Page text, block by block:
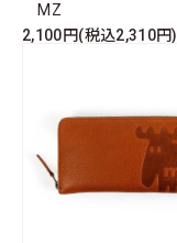
MZ
2,100円(税込2,310円)